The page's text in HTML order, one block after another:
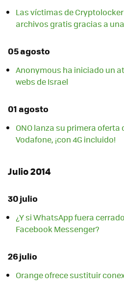
Las víctimas de
archivos gratis gracias a
05 agosto
Anonymous ha iniciado un
webs de Israel
01 agosto
ONO lanza su primera
Vodafone, ¡con 4G incluido!
Julio 2014
30 julio
¿Y si WhatsApp fuera
Facebook Messenger?
26 julio
Orange ofrece sustituir